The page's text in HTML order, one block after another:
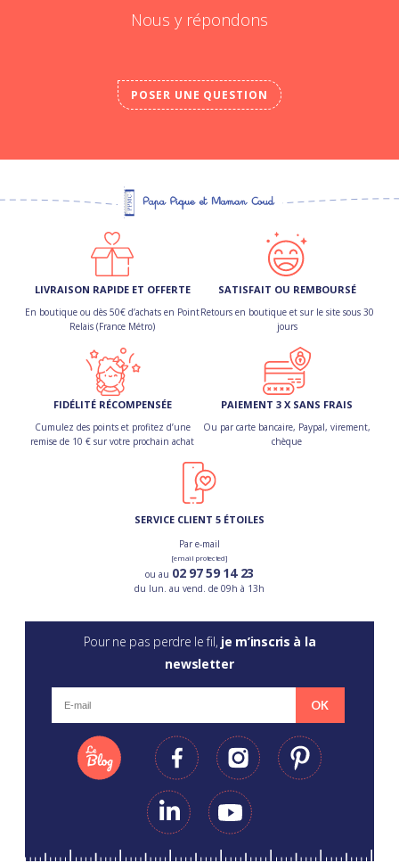
Nous y répondons
POSER UNE QUESTION
LIVRAISON RAPIDE ET OFFERTE
En boutique ou dès 50€ d’achats en Point
Relais (France Métro)
SATISFAIT OU REMBOURSÉ
Retours en boutique et sur le site sous 30
jours
FIDÉLITÉ RÉCOMPENSÉE
Cumulez des points et profitez d’une
remise de 10 € sur votre prochain achat
PAIEMENT 3 X SANS FRAIS
Ou par carte bancaire, Paypal, virement,
chèque
SERVICE CLIENT 5 ÉTOILES
Par e-mail
[email protected]
ou au 02 97 59 14 23
du lun. au vend. de 09h à 13h
Pour ne pas perdre le fil, je m’inscris à la
newsletter
OK